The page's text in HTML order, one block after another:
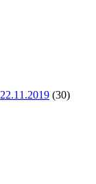
22.11.2019 (30)